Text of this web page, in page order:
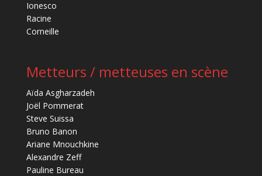
Ionesco
Racine
Corneille
Metteurs / metteuses en scène
Aïda Asgharzadeh
Joël Pommerat
Steve Suissa
Bruno Banon
Ariane Mnouchkine
Alexandre Zeff
Pauline Bureau